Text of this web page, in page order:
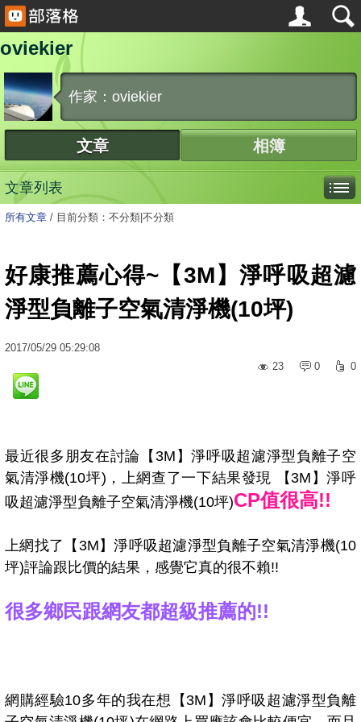
oviekier
作家：oviekier
文章 相簿
文章列表
所有文章 / 目前分類：不分類|不分類
好康推薦心得~【3M】淨呼吸超濾
淨型負離子空氣清淨機(10坪)
2017/05/29 05:29:08
23
0 0
最近很多朋友在討論【3M】淨呼吸超濾淨型負離子空
氣清淨機(10坪)，上網查了一下結果發現 【3M】淨呼
吸超濾淨型負離子空氣清淨機(10坪)CP值很高!!
上網找了【3M】淨呼吸超濾淨型負離子空氣清淨機(10
坪)評論跟比價的結果，感覺它真的很不賴!!
很多鄉民跟網友都超級推薦的!!
網購經驗10多年的我在想【3M】淨呼吸超濾淨型負離